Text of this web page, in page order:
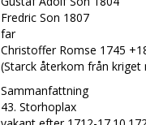
Fredric Son 1807
far
Christoffer Romse 1745
(Starck återkom från
Sammanfattning
43. Storhoplax